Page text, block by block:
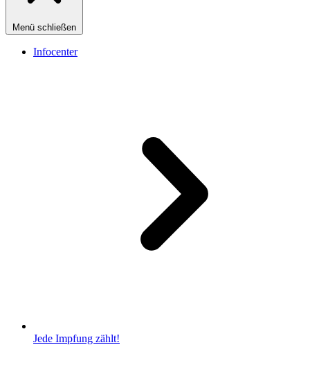
Menü schließen
Infocenter
Jede Impfung zählt!